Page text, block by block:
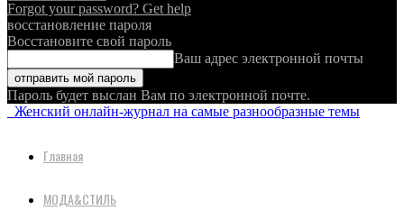
Forgot your password? Get help
восстановление пароля
Восстановите свой пароль
Ваш адрес электронной почты
Пароль будет выслан Вам по электронной почте.
Женский онлайн-журнал на самые разнообразные темы
Главная
МОДА&СТИЛЬ